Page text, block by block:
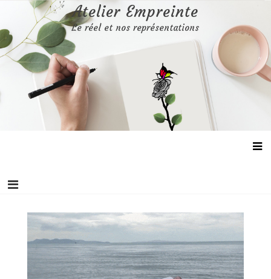
contenu
Atelier Empreinte
Le réel et nos représentations